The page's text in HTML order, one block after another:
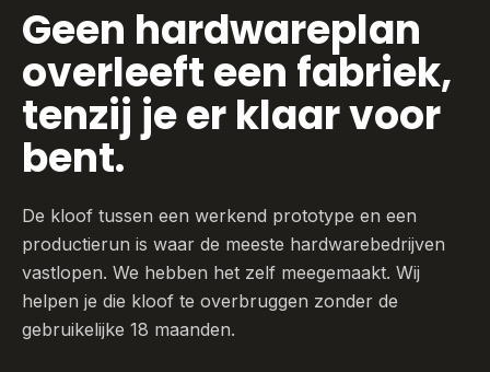
Geen hardwareplan
overleeft een fabriek,
tenzij je er klaar voor
bent.
De kloof tussen een werkend prototype en een
productierun is waar de meeste hardwarebedrijven
vastlopen. We hebben het zelf meegemaakt. Wij
helpen je die kloof te overbruggen zonder de
gebruikelijke 18 maanden.